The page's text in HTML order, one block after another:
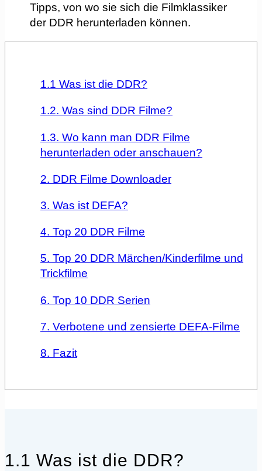
Tipps, von wo sie sich die Filmklassiker
der DDR herunterladen können.
1.1 Was ist die DDR?
1.2. Was sind DDR Filme?
1.3. Wo kann man DDR Filme
herunterladen oder anschauen?
2. DDR Filme Downloader
3. Was ist DEFA?
4. Top 20 DDR Filme
5. Top 20 DDR Märchen/Kinderfilme und
Trickfilme
6. Top 10 DDR Serien
7. Verbotene und zensierte DEFA-Filme
8. Fazit
1.1 Was ist die DDR?